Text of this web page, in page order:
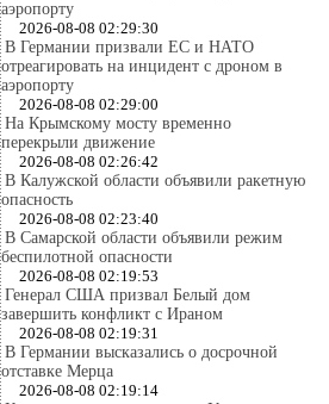
аэропорту
2026-08-08 02:29:30
В Германии призвали ЕС и НАТО
отреагировать на инцидент с дроном в
аэропорту
2026-08-08 02:29:00
На Крымскому мосту временно
перекрыли движение
2026-08-08 02:26:42
В Калужской области объявили ракетную
опасность
2026-08-08 02:23:40
В Самарской области объявили режим
беспилотной опасности
2026-08-08 02:19:53
Генерал США призвал Белый дом
завершить конфликт с Ираном
2026-08-08 02:19:31
В Германии высказались о досрочной
отставке Мерца
2026-08-08 02:19:14